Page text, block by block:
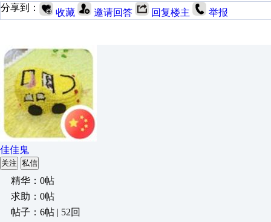
分享到：
收藏 邀请回答 回复楼主 举报
佳佳鬼
关注 私信
精华：0帖
求助：0帖
帖子：6帖 | 52回